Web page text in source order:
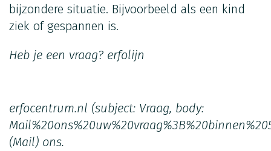
bijzondere situatie. Bijvoorbeeld als een kind
ziek of gespannen is.
Heb je een vraag? erfolijn
erfocentrum.nl (subject: Vraag, body:
(Mail) ons.